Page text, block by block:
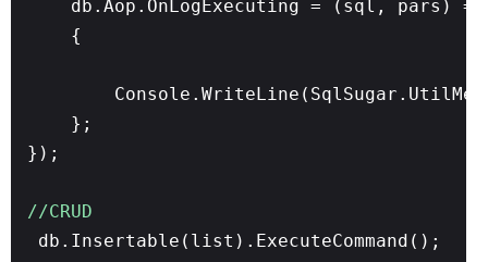
db.Aop.OnLogExecuting = (sql, pars) =>
{
};
});
//CRUD
db.Insertable(list).ExecuteCommand();